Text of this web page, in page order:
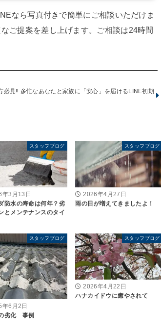
なら写真付きで簡単にご相談いただけま
ご提案を差し上げます。ご相談は24時間
必見‼ 多忙なあなたと家族に「安心」を届けるLINE初期
スタッフブログ
年3月13日
防水の寿命は何年？劣
とメンテナンスのタイ
スタッフブログ
2026年4月27日
雨の日が増えてきましたよ！
スタッフブログ
年6月2日
劣化 事例
スタッフブログ
2026年4月22日
ハナカイドウに癒やされて